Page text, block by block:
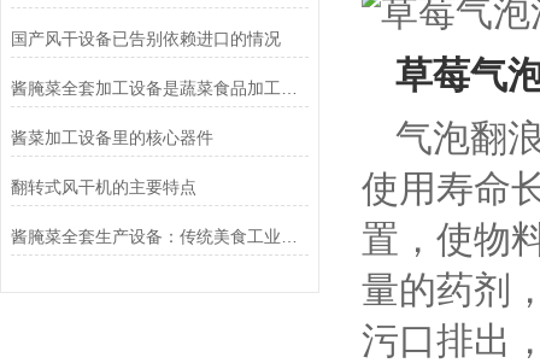
国产风干设备已告别依赖进口的情况
酱菜加工设备里的核心器件
翻转式风干机的主要特点
草莓气
气泡翻
使用寿命
置，使物
量的药剂
污口排出